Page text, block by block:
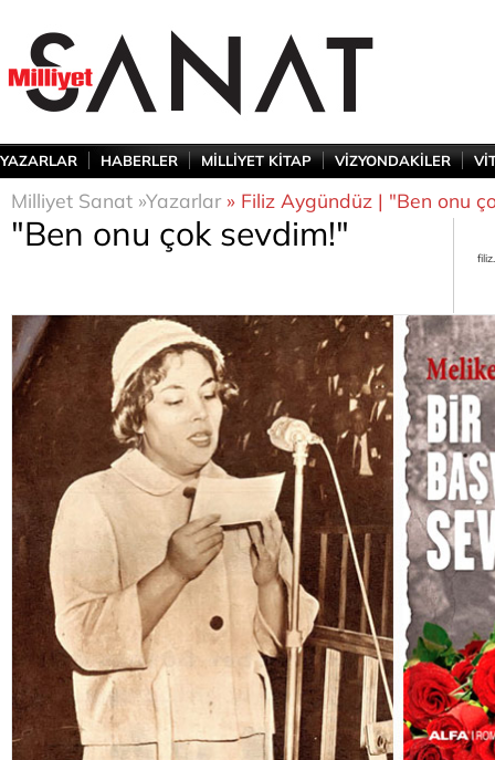
YAZARLAR HABERLER MİLLİYET KİTAP VİZYONDAKİLER
Milliyet Sanat »Yazarlar» Filiz Aygündüz | "Ben onu
"Ben onu çok sevdim!"